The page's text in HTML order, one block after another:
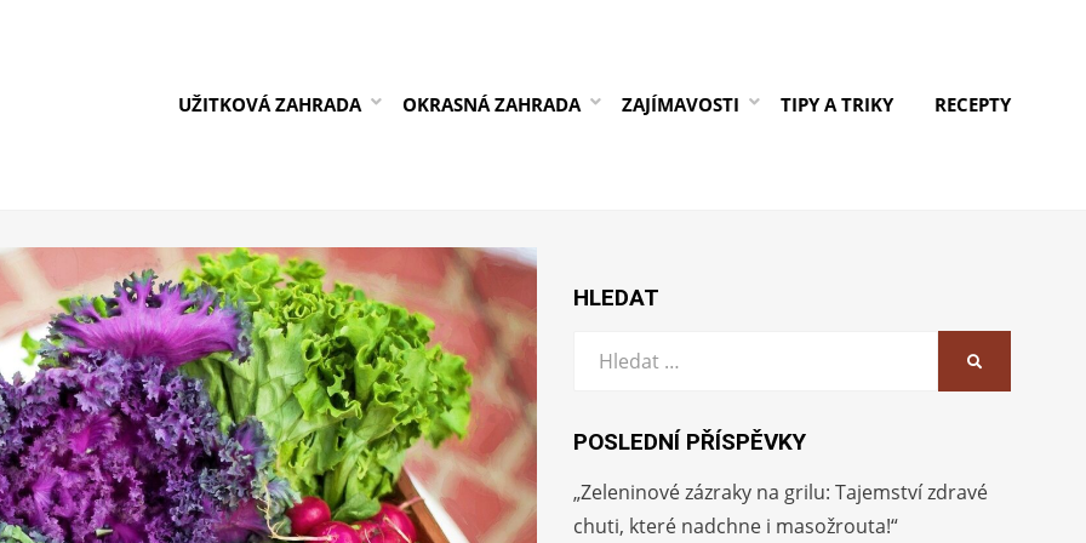
UŽITKOVÁ ZAHRADA OKRASNÁ ZAHRADA ZAJÍMAVOSTI TIPY A TRIKY RECEPTY
HLEDAT
Vyhledat:
POSLEDNÍ PŘÍSPĚVKY
„Zeleninové zázraky na grilu: Tajemství zdravé
chuti, které nadchne i masožrouta!“